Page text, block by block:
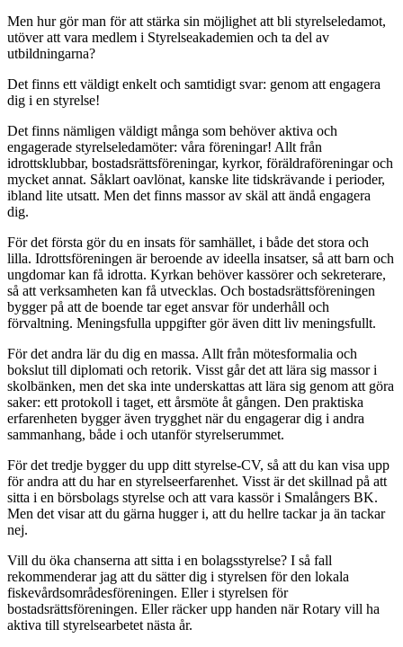
Men hur gör man för att stärka sin möjlighet att bli styrelseledamot,
utöver att vara medlem i Styrelseakademien och ta del av
utbildningarna?
Det finns ett väldigt enkelt och samtidigt svar: genom att engagera
dig i en styrelse!
Det finns nämligen väldigt många som behöver aktiva och
engagerade styrelseledamöter: våra föreningar! Allt från
idrottsklubbar, bostadsrättsföreningar, kyrkor, föräldraföreningar och
mycket annat. Såklart oavlönat, kanske lite tidskrävande i perioder,
ibland lite utsatt. Men det finns massor av skäl att ändå engagera
dig.
För det första gör du en insats för samhället, i både det stora och
lilla. Idrottsföreningen är beroende av ideella insatser, så att barn och
ungdomar kan få idrotta. Kyrkan behöver kassörer och sekreterare,
så att verksamheten kan få utvecklas. Och bostadsrättsföreningen
bygger på att de boende tar eget ansvar för underhåll och
förvaltning. Meningsfulla uppgifter gör även ditt liv meningsfullt.
För det andra lär du dig en massa. Allt från mötesformalia och
bokslut till diplomati och retorik. Visst går det att lära sig massor i
skolbänken, men det ska inte underskattas att lära sig genom att göra
saker: ett protokoll i taget, ett årsmöte åt gången. Den praktiska
erfarenheten bygger även trygghet när du engagerar dig i andra
sammanhang, både i och utanför styrelserummet.
För det tredje bygger du upp ditt styrelse-CV, så att du kan visa upp
för andra att du har en styrelseerfarenhet. Visst är det skillnad på att
sitta i en börsbolags styrelse och att vara kassör i Smalångers BK.
Men det visar att du gärna hugger i, att du hellre tackar ja än tackar
nej.
Vill du öka chanserna att sitta i en bolagsstyrelse? I så fall
rekommenderar jag att du sätter dig i styrelsen för den lokala
fiskevårdsområdesföreningen. Eller i styrelsen för
bostadsrättsföreningen. Eller räcker upp handen när Rotary vill ha
aktiva till styrelsearbetet nästa år.